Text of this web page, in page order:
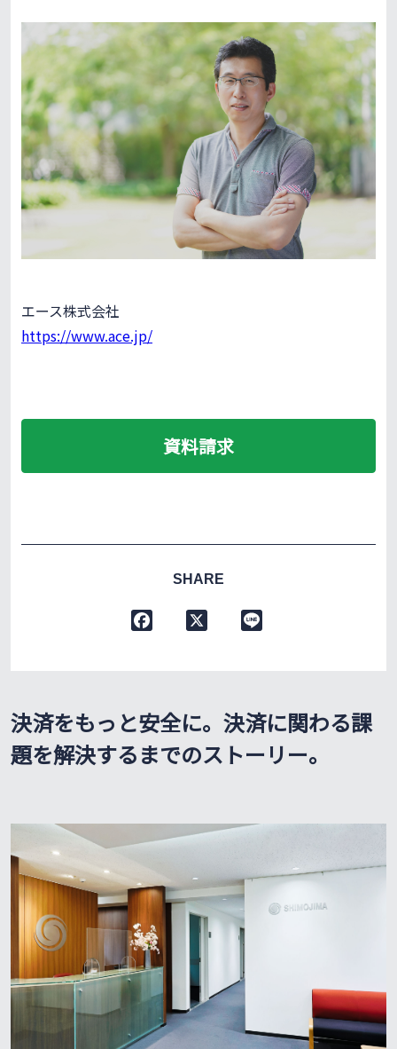
エース株式会社
https://www.ace.jp/
資料請求
SHARE
o
o
k
決済をもっと安全に。決済に関わる課
題を解決するまでのストーリー。